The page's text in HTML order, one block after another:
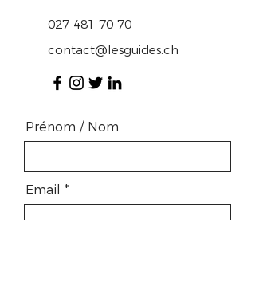
027 481 70 70
contact@lesguides.ch
Prénom / Nom
Email